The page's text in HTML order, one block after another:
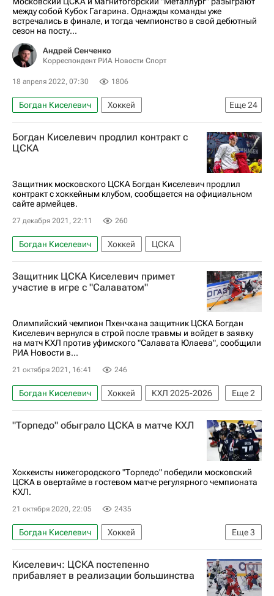
между собой Кубок Гагарина. Однажды команды уже
встречались в финале, и тогда чемпионство в свой дебютный
сезон на посту...
Андрей Сенченко
Корреспондент РИА Новости Спорт
18 апреля 2022, 07:30 1806
Еще24
Богдан Киселевич
Хоккей
Материалы РИА Спорт
Авторы РИА Новости Спорт
КХЛ 2025-2026
Николай Голдобин
Семен Кошелев
Брендэн Лайпсик
Михаил Пашнин
Никита Коростелев
Металлург (Магнитогорск)
Василий Кошечкин
Илья Воробьев (хоккей)
СКА (Санкт-Петербург)
Роман Ротенберг
Сергей Федоров
Трактор
Артём Сергеев
Богдан Киселевич продлил контракт с
ЦСКА
Защитник московского ЦСКА Богдан Киселевич продлил
контракт с хоккейным клубом, сообщается на официальном
сайте армейцев.
27 декабря 2021, 22:11 260
Богдан Киселевич Хоккей ЦСКА
Защитник ЦСКА Киселевич примет
участие в игре с "Салаватом"
Олимпийский чемпион Пхенчхана защитник ЦСКА Богдан
Киселевич вернулся в строй после травмы и войдет в заявку
на матч КХЛ против уфимского "Салавата Юлаева", сообщили
РИА Новости в...
21 октября 2021, 16:41 246
Еще2
Богдан Киселевич Хоккей
КХЛ 2025-2026
ЦСКА
Салават Юлаев
"Торпедо" обыграло ЦСКА в матче КХЛ
Хоккеисты нижегородского "Торпедо" победили московский
ЦСКА в овертайме в гостевом матче регулярного чемпионата
КХЛ.
21 октября 2020, 22:05 2435
Еще3
Богдан Киселевич
Хоккей
Михаил Варнаков
Торпедо Марио Кемпе
Киселевич: ЦСКА постепенно
прибавляет в реализации большинства